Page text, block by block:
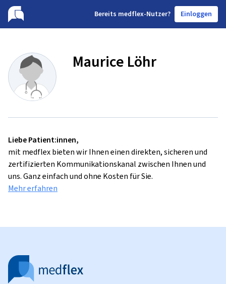
Bereits medflex-Nutzer? Einloggen
Maurice Löhr
Liebe Patient:innen,
mit medflex bieten wir Ihnen einen direkten, sicheren und
zertifizierten Kommunikationskanal zwischen Ihnen und
uns. Ganz einfach und ohne Kosten für Sie.
Mehr erfahren